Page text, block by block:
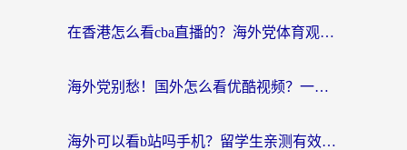
在香港怎么看cba直播的？海外党体育观赛终极指南：告别版权限制，畅享中文解说
海外党别愁！国外怎么看优酷视频？一招解决追剧、看直播难题
海外可以看b站吗手机？留学生亲测有效的回国加速指南